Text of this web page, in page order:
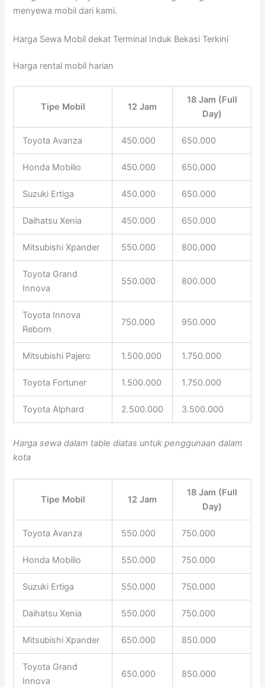
menyewa mobil dari kami.
Harga Sewa Mobil dekat Terminal Induk Bekasi Terkini
Harga rental mobil harian
Tipe Mobil 12 Jam
18 Jam (Full
Day)
Toyota Avanza 450.000 650.000
Honda Mobilio 450.000 650.000
Suzuki Ertiga 450.000 650.000
Daihatsu Xenia 450.000 650.000
Mitsubishi Xpander 550.000 800.000
Toyota Grand
Innova
550.000 800.000
Toyota Innova
Reborn
750.000 950.000
Mitsubishi Pajero 1.500.000 1.750.000
Toyota Fortuner 1.500.000 1.750.000
Toyota Alphard 2.500.000 3.500.000
Harga sewa dalam table diatas untuk penggunaan dalam
kota
Tipe Mobil 12 Jam
18 Jam (Full
Day)
Toyota Avanza 550.000 750.000
Honda Mobilio 550.000 750.000
Suzuki Ertiga 550.000 750.000
Daihatsu Xenia 550.000 750.000
Mitsubishi Xpander 650.000 850.000
Toyota Grand
Innova
650.000 850.000